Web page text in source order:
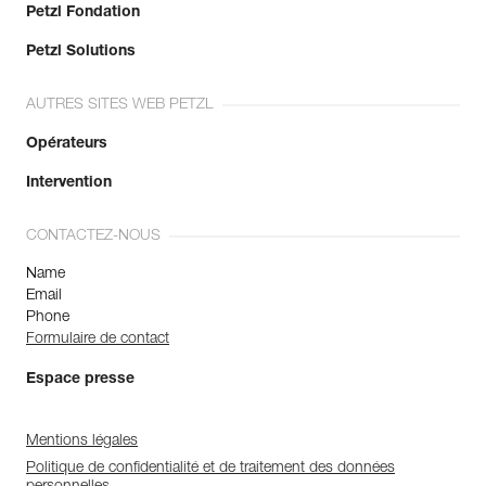
Petzl Fondation
Petzl Solutions
AUTRES SITES WEB PETZL
Opérateurs
Intervention
CONTACTEZ-NOUS
Name
Email
Phone
Formulaire de contact
Espace presse
Mentions légales
Politique de confidentialité et de traitement des données